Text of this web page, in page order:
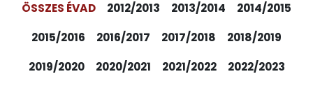
ÖSSZES ÉVAD 2012/2013 2013/2014
2014/2015
2015/2016
2016/2017 2017/2018
2018/2019
2019/2020
2020/2021 2021/2022
2022/2023